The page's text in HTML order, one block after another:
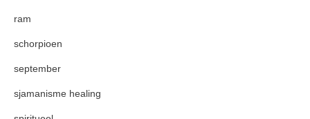
ram
schorpioen
september
sjamanisme healing